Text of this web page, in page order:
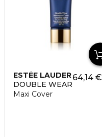
ESTÉE LAUDER
DOUBLE WEAR
Maxi Cover
64,14 €